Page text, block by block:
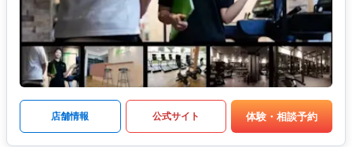
店舗情報 公式サイト 体験・相談予約